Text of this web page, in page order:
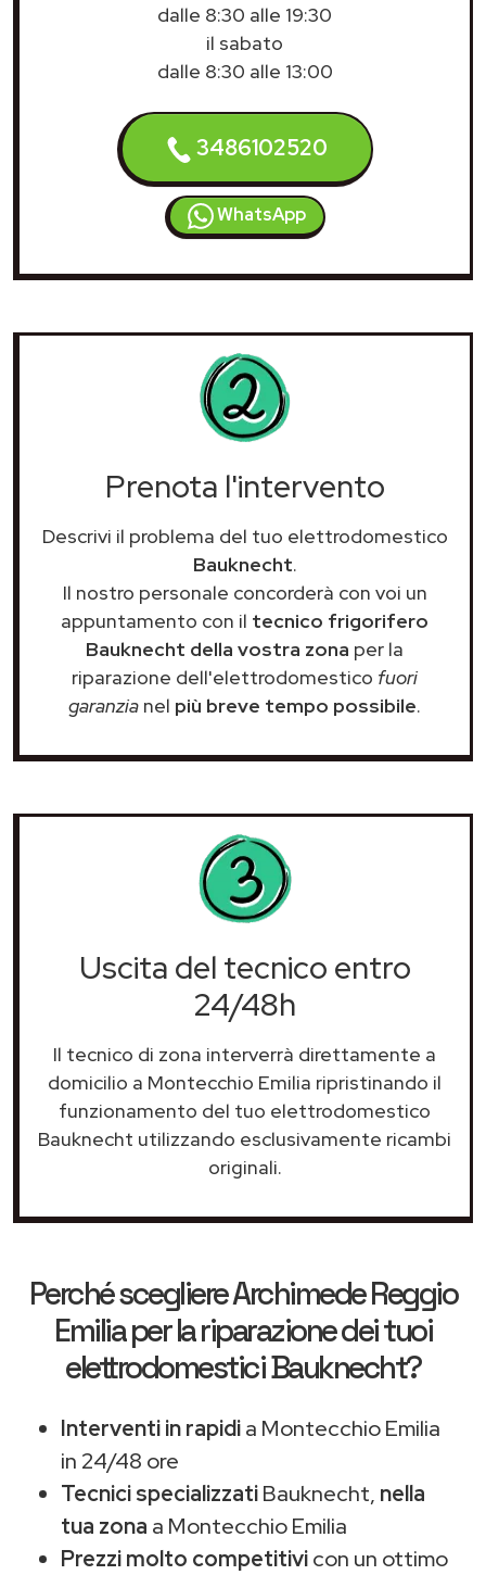
dalle 8:30 alle 19:30
il sabato
dalle 8:30 alle 13:00
3486102520
WhatsApp
Prenota l'intervento
Descrivi il problema del tuo elettrodomestico
Bauknecht.
Il nostro personale concorderà con voi un
appuntamento con il tecnico frigorifero
Bauknecht della vostra zona per la
riparazione dell'elettrodomestico fuori
garanzia nel più breve tempo possibile.
Uscita del tecnico entro
24/48h
Il tecnico di zona interverrà direttamente a
domicilio a Montecchio Emilia ripristinando il
funzionamento del tuo elettrodomestico
Bauknecht utilizzando esclusivamente ricambi
originali.
Perché scegliereArchimede Reggio
Emiliaper la riparazione dei tuoi
elettrodomestici Bauknecht?
Interventi in rapidia Montecchio Emilia
in 24/48 ore
Tecnici specializzatiBauknecht, nella
tua zona a Montecchio Emilia
Prezzi molto competitivicon un ottimo